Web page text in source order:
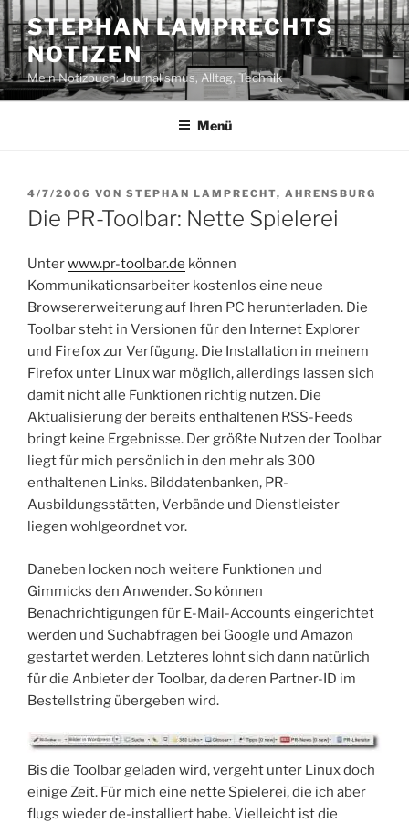
Zum
Inhalt
springen
STEPHAN LAMPRECHTS
NOTIZEN
Mein Notizbuch: Journalismus, Alltag, Technik
Menü
VERÖFFENTLICHT
AM
4/7/2006 VON STEPHAN LAMPRECHT, AHRENSBURG
Die PR-Toolbar: Nette Spielerei
Unterwww.pr-toolbar.de können
Kommunikationsarbeiter kostenlos eine neue
Browsererweiterung auf Ihren PC herunterladen. Die
Toolbar steht in Versionen für den Internet Explorer
und Firefox zur Verfügung. Die Installation in meinem
Firefox unter Linux war möglich, allerdings lassen sich
damit nicht alle Funktionen richtig nutzen. Die
Aktualisierung der bereits enthaltenen RSS-Feeds
bringt keine Ergebnisse. Der größte Nutzen der Toolbar
liegt für mich persönlich in den mehr als 300
enthaltenen Links. Bilddatenbanken, PR-
Ausbildungsstätten, Verbände und Dienstleister
liegen wohlgeordnet vor.
Daneben locken noch weitere Funktionen und
Gimmicks den Anwender. So können
Benachrichtigungen für E-Mail-Accounts eingerichtet
werden und Suchabfragen bei Google und Amazon
gestartet werden. Letzteres lohnt sich dann natürlich
für die Anbieter der Toolbar, da deren Partner-ID im
Bestellstring übergeben wird.
Bis die Toolbar geladen wird, vergeht unter Linux doch
einige Zeit. Für mich eine nette Spielerei, die ich aber
flugs wieder de-installiert habe. Vielleicht ist die